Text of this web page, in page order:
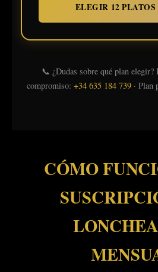
ELEGIR 12
📞 ¿Dudas sobre qué plan elegir?
compromiso: +34 635 184 739 · Plan
CÓMO